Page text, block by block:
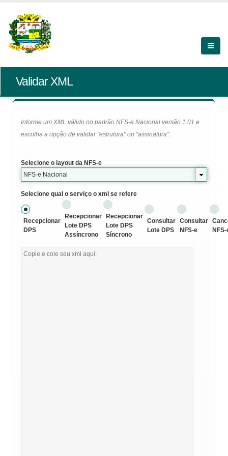
Validar XML
Informe um XML válido no padrão NFS-e Nacional versão 1.01 e
escolha a opção de validar "estrutura" ou "assinatura".
Selecione o layout da NFS-e
NFS-e Nacional
Selecione qual o serviço o xml se refere
Recepcionar
DPS
Recepcionar
Lote DPS
Assíncrono
Recepcionar
Lote DPS
Síncrono
Consultar
Lote DPS
Consultar
NFS-e
NFS-